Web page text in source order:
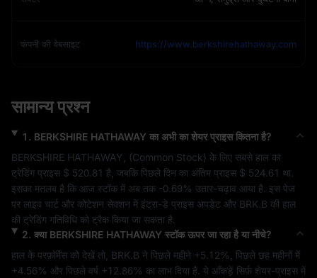
कंपनी की वेबसाइट https://www.berkshirehathaway.com
सामान्य प्रश्न
1 . BERKSHIRE HATHAWAY का अभी का शेयर प्राइस कितना है?
BERKSHIRE HATHAWAY , (Common Stock) के लिए सबसे हाल का
ट्रेडिंग प्राइस $ 520.81 है, जबकि पिछले दिन का अंतिम प्राइस $ 524.61 था.
इसका मतलब है कि आज स्टॉक में अब तक -0.69% उतार-चढ़ाव आया है. इस पेज
पर लाइव चार्ट और कोटेशन सेक्शन में इंट्रा-डे प्राइस अपडेट और BRK.B की हाल
की ट्रेडिंग गतिविधि को ट्रैक किया जा सकता है.
2. क्या BERKSHIRE HATHAWAY स्टॉक ऊपर जा रहा है या नीचे?
हाल के परफ़ॉर्मेंस को देखें तो, BRK.B ने पिछले महीने +5.12%
+4.56% और पिछले वर्ष +12.86% का लाभ दिया है. ये आँकड़ें सिर्फ़ शेयर-प्राइस में